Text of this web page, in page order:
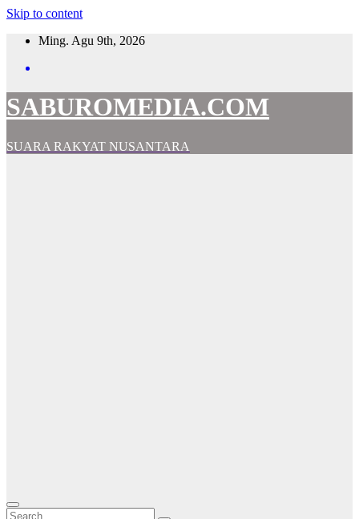
Skip to content
Ming. Agu 9th, 2026
SABUROMEDIA.COM
SUARA RAKYAT NUSANTARA